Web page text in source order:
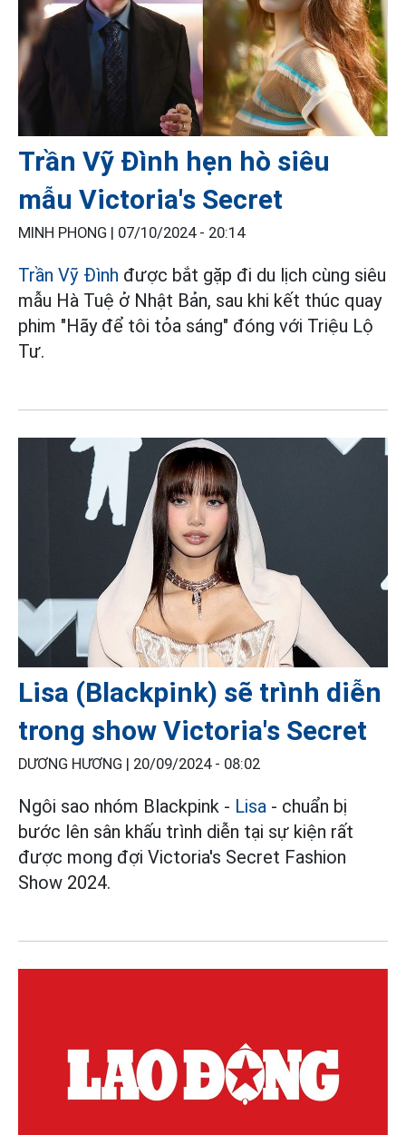
Trần Vỹ Đình hẹn hò siêu
mẫu Victoria's Secret
MINH PHONG | 07/10/2024 - 20:14
Trần Vỹ Đình được bắt gặp đi du lịch cùng siêu
mẫu Hà Tuệ ở Nhật Bản, sau khi kết thúc quay
phim "Hãy để tôi tỏa sáng" đóng với Triệu Lộ
Tư.
Lisa (Blackpink) sẽ trình diễn
trong show Victoria's Secret
DƯƠNG HƯƠNG | 20/09/2024 - 08:02
Ngôi sao nhóm Blackpink - Lisa - chuẩn bị
bước lên sân khấu trình diễn tại sự kiện rất
được mong đợi Victoria's Secret Fashion
Show 2024.